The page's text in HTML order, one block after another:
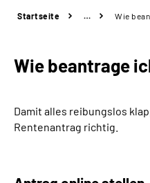
Rente
Beratung & Kontakt
Startseite … Wie
Wie beantrage
Damit alles reibungslos
Rentenantrag richtig.